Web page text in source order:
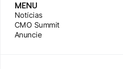
MENU
Notícias
CMO Summit
Anuncie